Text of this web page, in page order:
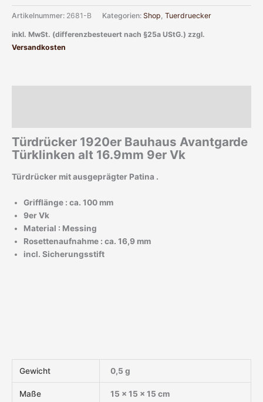
Artikelnummer: 2681-B Kategorien: Shop Tuerdruecker
inkl. MwSt. (differenzbesteuert nach §25a UStG.) zzgl.
Versandkosten
Türdrücker 1920er Bauhaus Avantgarde
Türklinken alt 16.9mm 9er Vk
Türdrücker mit ausgeprägter Patina .
Grifflänge : ca. 100 mm
9er Vk
Material : Messing
Rosettenaufnahme : ca. 16,9 mm
incl. Sicherungsstift
Gewicht 0,5 g
Maße 15 × 15 × 15 cm